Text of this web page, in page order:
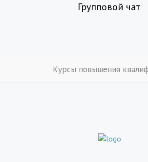
Групповой чат
Курсы повышения